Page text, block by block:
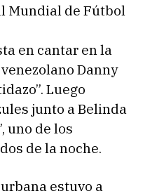
Mundial de Fútbol
en cantar en la
Danny
Luego
junto a Belinda
uno de los
de la noche.
estuvo a